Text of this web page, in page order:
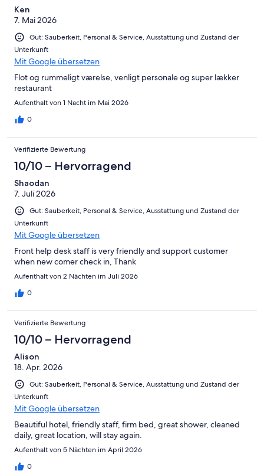
Ken
7. Mai 2026
Gut: Sauberkeit, Personal & Service, Ausstattung und Zustand der
Unterkunft
Mit Google übersetzen
Flot og rummeligt værelse, venligt personale og super lækker
restaurant
Aufenthalt von 1 Nacht im Mai 2026
0
Verifizierte Bewertung
10/10 – Hervorragend
Shaodan
7. Juli 2026
Gut: Sauberkeit, Personal & Service, Ausstattung und Zustand der
Unterkunft
Mit Google übersetzen
Front help desk staff is very friendly and support customer
when new comer check in, Thank
Aufenthalt von 2 Nächten im Juli 2026
0
Verifizierte Bewertung
10/10 – Hervorragend
Alison
18. Apr. 2026
Gut: Sauberkeit, Personal & Service, Ausstattung und Zustand der
Unterkunft
Mit Google übersetzen
Beautiful hotel, friendly staff, firm bed, great shower, cleaned
daily, great location, will stay again.
Aufenthalt von 5 Nächten im April 2026
0